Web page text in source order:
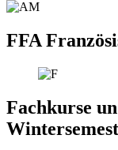
FFA
Fachkurse